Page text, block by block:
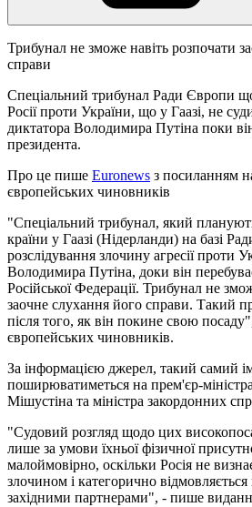
Трибунал не зможе навіть розпочати
справи
Спеціальний трибунал Ради Європи
Росії проти України, що у Гаазі, не
диктатора Володимира Путіна поки
президента.
Про це пише Euronews з посиланням
європейських чиновників
"Спеціальний трибунал, який
країни у Гаазі (Нідерланди) на базі
розслідування злочину агресії проти
Володимира Путіна, доки він
Російської Федерації. Трибунал не
заочне слухання його справи. Такий
після того, як він покине свою
європейських чиновників.
За інформацією джерел, такий самий
поширюватиметься на прем'єр-
Мішустіна та міністра закордонних
"Судовий розгляд щодо цих
лише за умови їхньої фізичної
малоймовірно, оскільки Росія не
злочином і категорично відмовляється
західними партнерами", - пише